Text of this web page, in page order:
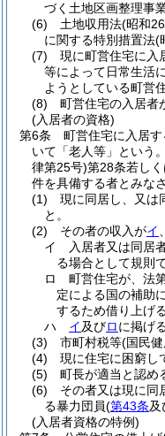
づく土地区画整理事
(6)
土地収用法(昭和
に関する特別措置法(
(7)
現に町営住宅に入
等によって日常生活
ようとしている町営
(8)
町営住宅の入居者
(入居者の資格)
第6条
町営住宅に入居す
いて「老人等」という
律第25号)第28条若し
件を具備する者とみな
(1)
現に同居し、又は
と。
(2)
その者の収入がイ
イ
入居者又は同居
る場合として規則
ロ
町営住宅が、法
定による国の補助
するため借り上げ
ハ
イ及びロに掲げ
(3)
市町村税等(国民
(4)
現に住宅に困窮し
(5)
町長が適当と認め
(6)
その者又は現に同
る暴力団員(第43条及
(入居者資格の特例)